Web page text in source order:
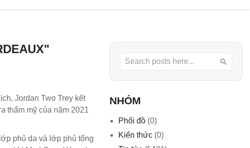
Jordan Two Trey kết
thẩm mỹ của năm 2021
phủ da và lớp phủ tổng
Search
NHÓM
Phối đồ (0)
Kiến thức (0)